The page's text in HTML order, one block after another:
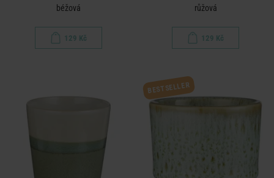
béžová
129 Kč
růžová
129 Kč
BESTSELLER